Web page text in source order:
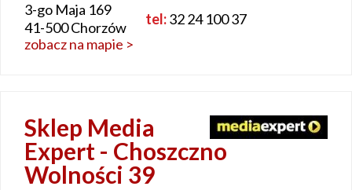
3-go Maja 169
41-500 Chorzów
tel:32 24 100 37
zobacz na mapie >
Sklep Media
Expert - Choszczno
Wolności 39